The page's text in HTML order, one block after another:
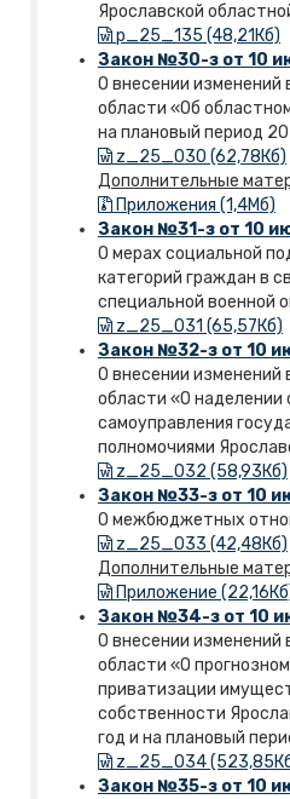
Ярославской
p_25_135 (48,21Кб)
Закон №30-з от 10
О внесении изменений
области «Об
на плановый период
z_25_030 (62,78Кб)
Дополнительные
Приложения (1,4Mб)
Закон №31-з от 10
О мерах социальной
категорий граждан в
специальной военной
z_25_031 (65,57Кб)
Закон №32-з от 10
О внесении изменений
области «О наделении
самоуправления
полномочиями
z_25_032 (58,93Кб)
Закон №33-з от 10
О межбюджетных
z_25_033 (42,48Кб)
Дополнительные
Приложение
Закон №34-з от 10
О внесении изменений
области «О
приватизации
собственности
год и на плановый
z_25_034
Закон №35-з от 10